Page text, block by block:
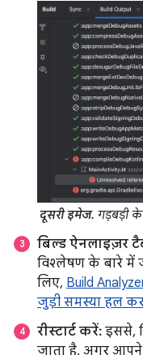
दूसरी इमेज. गड़बड़ी
बिल्ड ऐनलाइज़र
विश्लेषण के बारे में
लिए, Build
जुड़ी समस्या हल
रीस्टार्ट करें: इससे,
जाता है. अगर आपने